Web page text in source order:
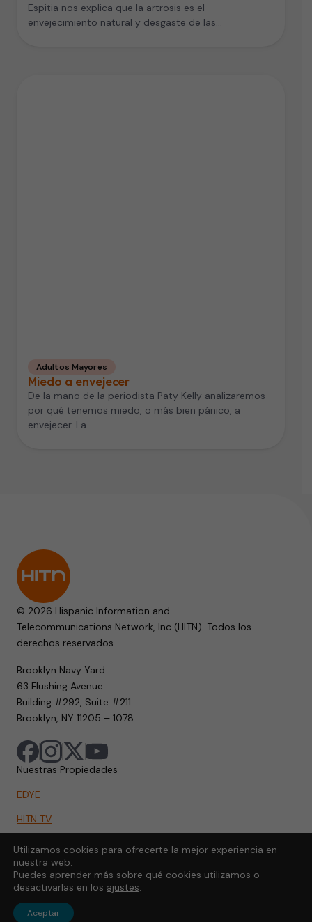
Espitia nos explica que la artrosis es el
envejecimiento natural y desgaste de las…
Adultos Mayores
Miedo a envejecer
De la mano de la periodista Paty Kelly analizaremos
por qué tenemos miedo, o más bien pánico, a
envejecer. La…
© 2026 Hispanic Information and
Telecommunications Network, Inc (HITN). Todos los
derechos reservados.
Brooklyn Navy Yard
63 Flushing Avenue
Building #292, Suite #211
Brooklyn, NY 11205 – 1078.
Nuestras Propiedades
EDYE
HITN TV
HITN GO
Utilizamos cookies para ofrecerte la mejor experiencia en
nuestra web.
Puedes aprender más sobre qué cookies utilizamos o
desactivarlas en los ajustes.
Aceptar